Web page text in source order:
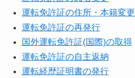
運転免許証の住所・本籍変更
運転免許証の再発行
国外運転免許証(国際)の取得
運転免許証の自主返納
運転経歴証明書の発行